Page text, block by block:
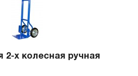
2-х колесная ручная